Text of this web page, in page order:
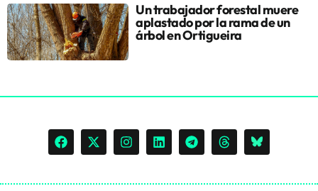
Un trabajador forestal muere
aplastado por la rama de un
árbol en Ortigueira